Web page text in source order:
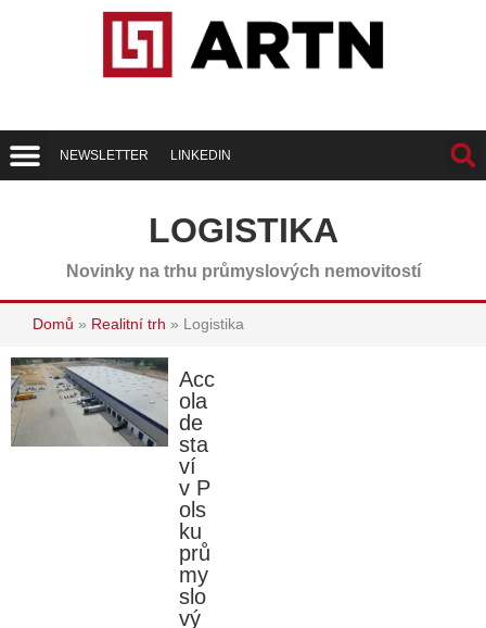
NEWSLETTER LINKEDIN
LOGISTIKA
Novinky na trhu průmyslových nemovitostí
Domů » Realitní trh » Logistika
Acc
ola
de
sta
ví
v P
ols
ku
prů
my
slo
vý